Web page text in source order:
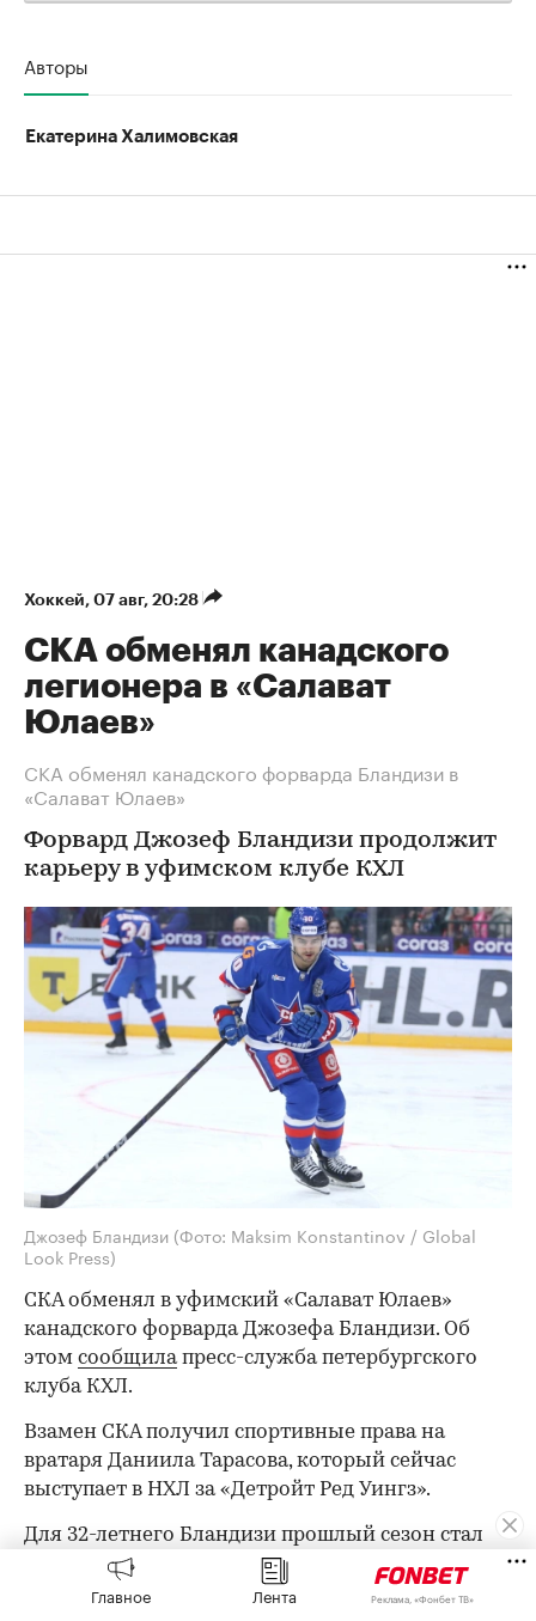
Авторы
Екатерина Халимовская
Хоккей⁠, 07 авг, 20:28
СКА обменял канадского
легионера в «Салават
Юлаев»
СКА обменял канадского форварда Бландизи в
«Салават Юлаев»
Форвард Джозеф Бландизи продолжит
карьеру в уфимском клубе КХЛ
Джозеф Бландизи (Фото: Maksim Konstantinov / Global
Look Press)
СКА обменял в уфимский «Салават Юлаев»
канадского форварда Джозефа Бландизи. Об
этом сообщилапресс-служба петербургского
клуба КХЛ.
Взамен СКА получил спортивные права на
вратаря Даниила Тарасова, который сейчас
выступает в НХЛ за «Детройт Ред Уингз».
Для 32-летнего Бландизи прошлый сезон стал
дебютным в КХЛ. Канадец в составе СКА провел
62 встречи в регулярном чемпионате и набрал
Главное Лента Реклама, «Фонбет ТВ»